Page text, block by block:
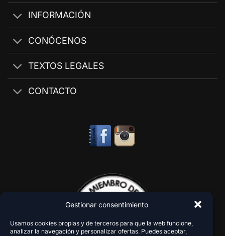
Gestionar consentimiento
Usamos cookies propias y de terceros para que la web funcione,
analizar la navegación y personalizar ofertas. Puedes aceptar,
INFORMACIÓN
CONÓCENOS
TEXTOS LEGALES
CONTACTO